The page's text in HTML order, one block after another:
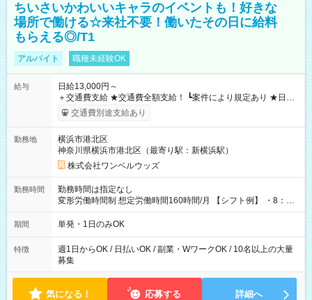
ちいさいかわいいキャラのイベントも！好きな
場所で働ける☆来社不要！働いたその日に給料
もらえる◎/T1
アルバイト 職種未経験OK
給与
日給13,000円～
＋交通費支給 ★交通費全額支給！ ┗案件により規定あり ★日払
いOK！（規定あり） ┗働いたその日に現金GET♪ お仕事後はコ
ンビニATMから 日払い分を引き落とせます！ 【試用期間】試
交通費別途支給あり
勤務地
横浜市港北区
神奈川県横浜市港北区（最寄り駅：新横浜駅）
株式会社ワンベルウッズ
勤務時間
勤務時間は指定なし
変形労働時間制 想定労働時間160時間/月 【シフト例】 ・8：00
～21：00
期間 単発・1日のみOK
特徴
週1日からOK / 日払いOK / 副業・WワークOK / 10名以上の大量
募集
気になる！ 応募する 詳細へ